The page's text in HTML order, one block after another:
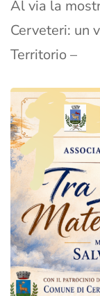
Al via la
Cerveteri: un
Territorio –